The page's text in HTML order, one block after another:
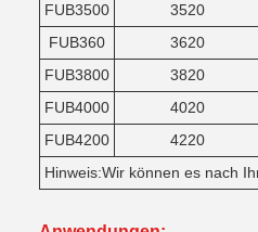
FUB3500 3520
FUB360
3620
FUB3800
3820
FUB4000
4020
FUB4200
4220
Hinweis:Wir können es nach